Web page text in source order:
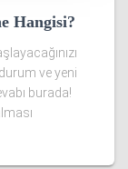
Hangisi?
ve yeni
burada!